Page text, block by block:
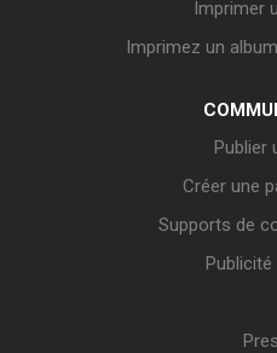
Imprimer
Imprimez un
Publier
Créer une
Supports de